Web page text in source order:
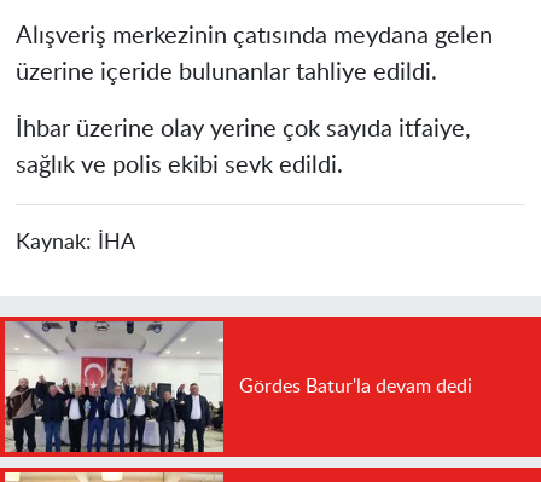
Alışveriş merkezinin çatısında meydana gelen
üzerine içeride bulunanlar tahliye edildi.
İhbar üzerine olay yerine çok sayıda itfaiye,
sağlık ve polis ekibi sevk edildi.
Kaynak: İHA
Gördes Batur'la devam dedi